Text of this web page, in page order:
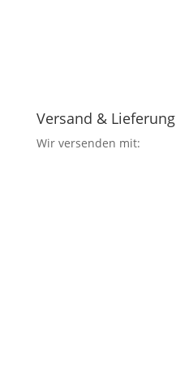
Versand & Lieferung
Wir versenden mit: